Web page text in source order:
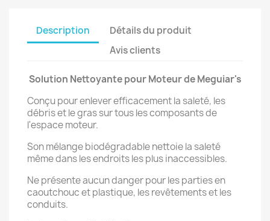
Description
Détails du produit
Avis clients
Solution Nettoyante pour Moteur de Meguiar's
Conçu pour enlever efficacement la saleté, les
débris et le gras sur tous les composants de
l'espace moteur.
Son mélange biodégradable nettoie la saleté
même dans les endroits les plus inaccessibles.
Ne présente aucun danger pour les parties en
caoutchouc et plastique, les revêtements et les
conduits.